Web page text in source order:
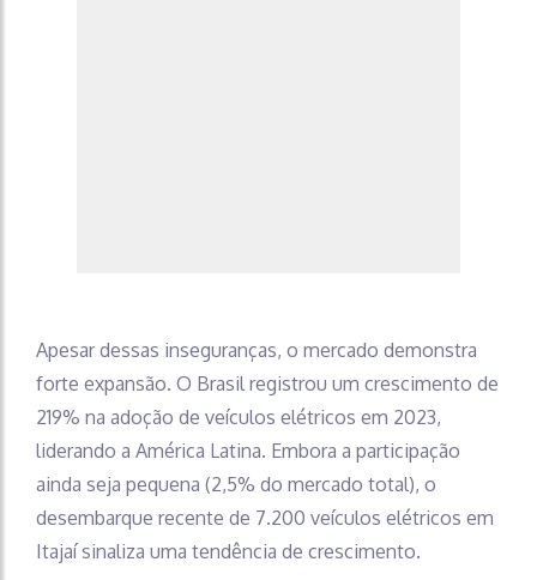
Apesar dessas inseguranças, o mercado demonstra
forte expansão. O Brasil registrou um crescimento de
219% na adoção de veículos elétricos em 2023,
liderando a América Latina. Embora a participação
ainda seja pequena (2,5% do mercado total), o
desembarque recente de 7.200 veículos elétricos em
Itajaí sinaliza uma tendência de crescimento.